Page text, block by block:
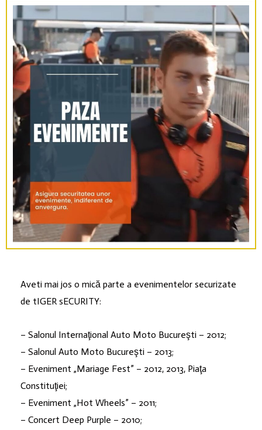
Aveti mai jos o mică parte a evenimentelor securizate
de tIGER sECURITY:
– Salonul Internaţional Auto Moto Bucureşti – 2012;
– Salonul Auto Moto Bucureşti – 2013;
– Eveniment „Mariage Fest” – 2012, 2013, Piaţa
Constituţiei;
– Eveniment „Hot Wheels” – 2011;
– Concert Deep Purple – 2010;